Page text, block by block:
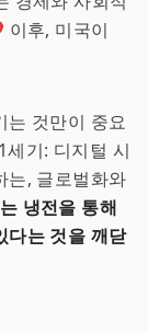
후, 미국이
는 것만이 중요
기: 디지털 시
는, 글로벌화와
냉전을 통해
다는 것을 깨닫